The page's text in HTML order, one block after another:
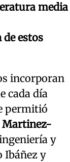
media
estos
incorporan
cada día
permitió
Martinez-
y
Ibáñez y